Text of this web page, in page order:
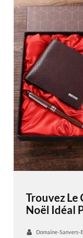
Trouvez Le
Noël Idéal
Domaine-Sanvers-